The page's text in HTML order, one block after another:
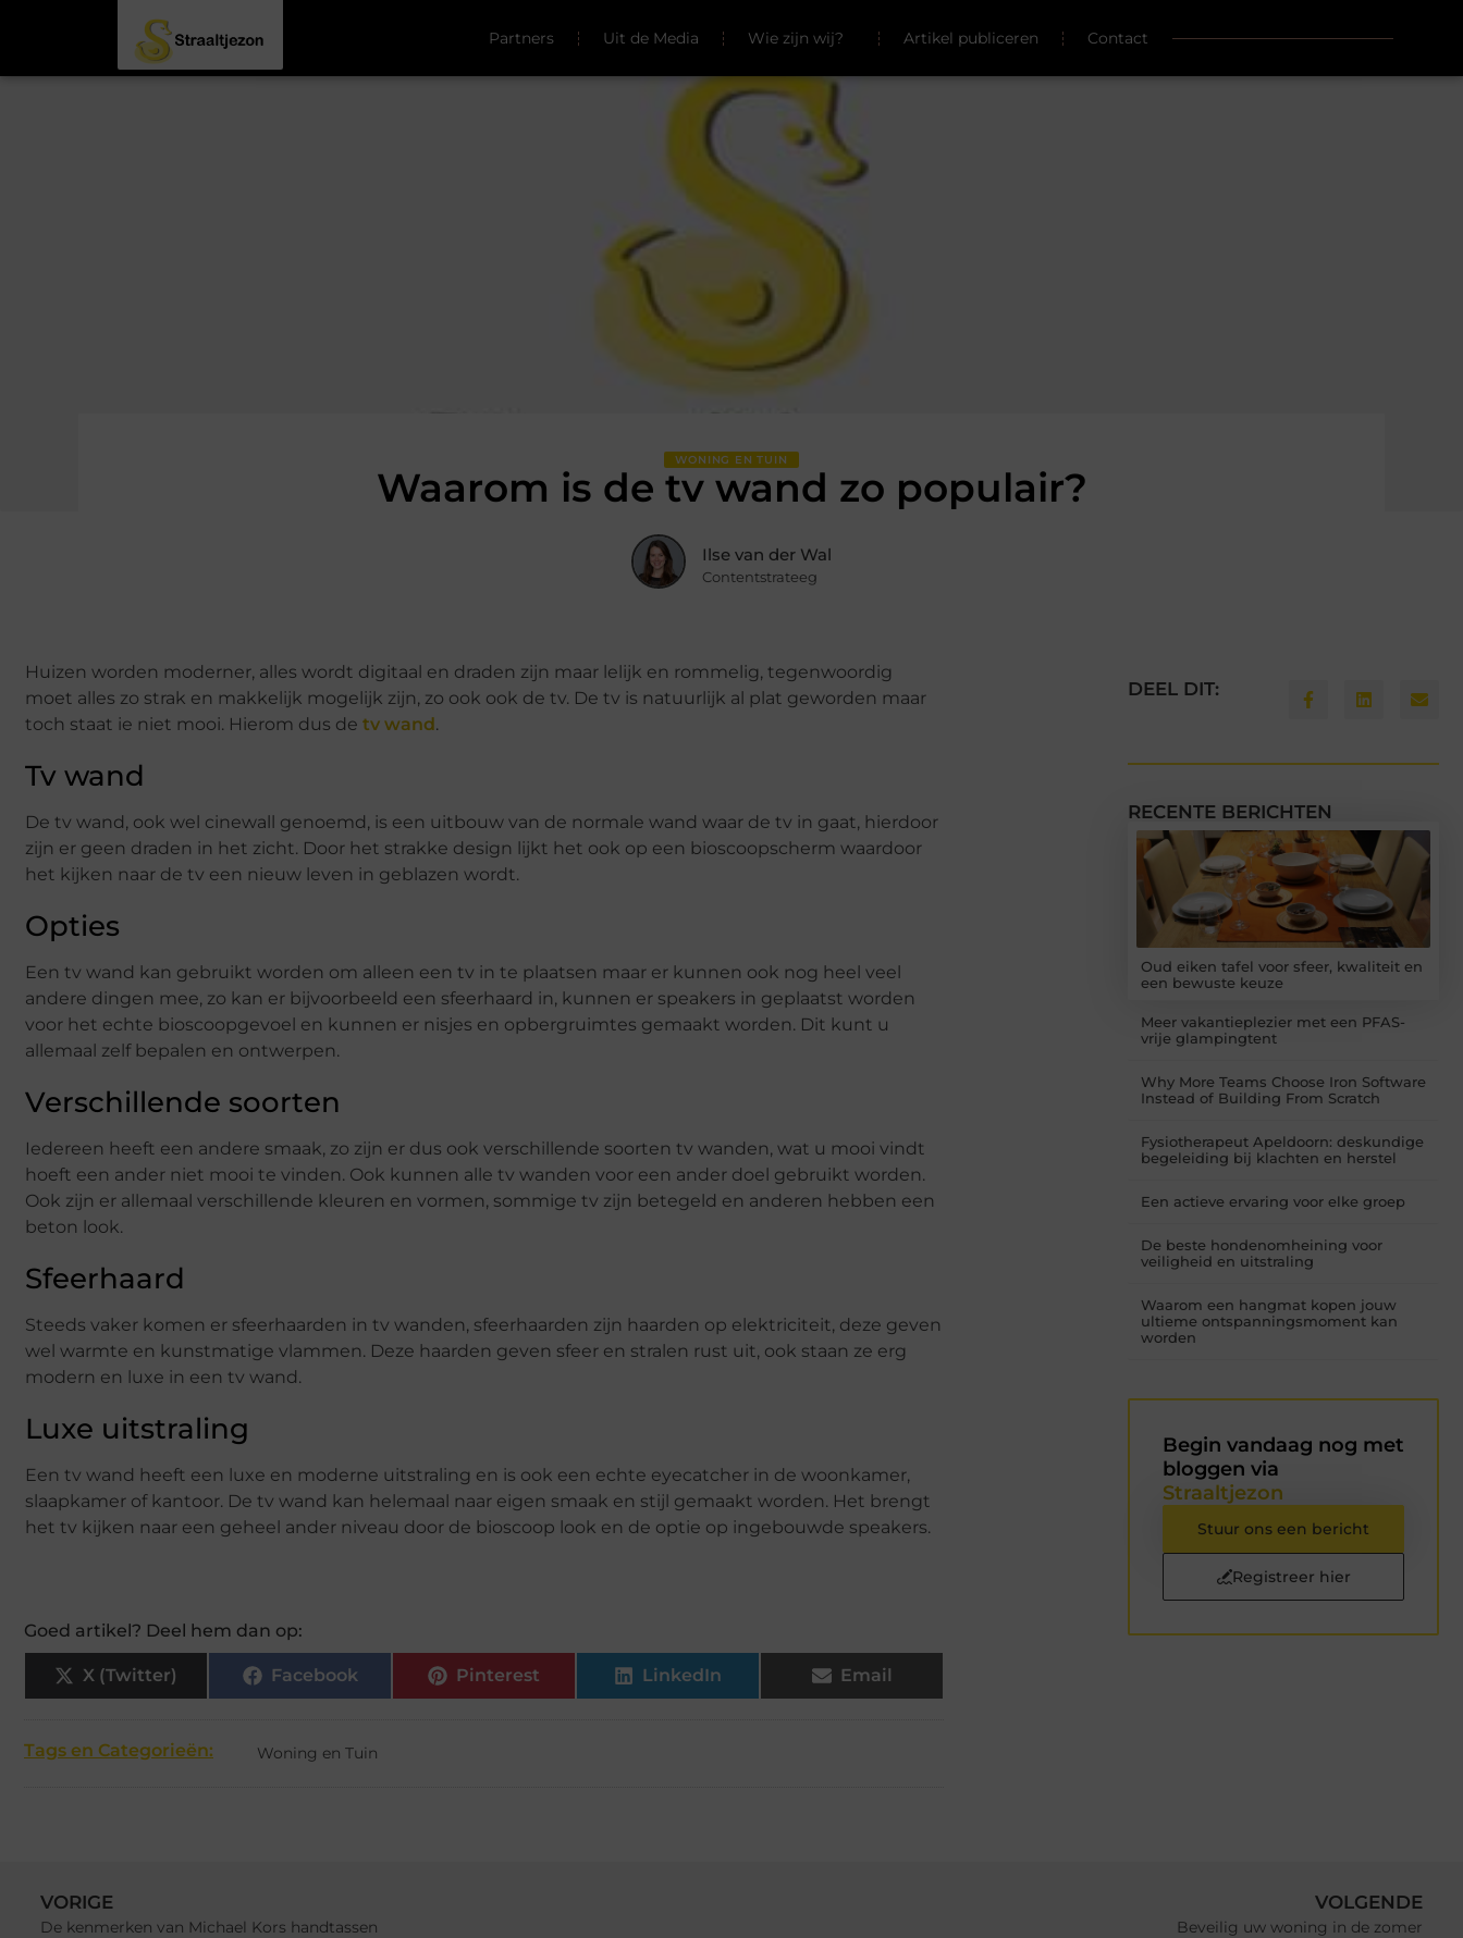
Partners Uit de Media Wie zijn wij? Artikel publiceren Contact
WONING EN TUIN
Waarom is de tv wand zo populair?
Ilse van der Wal
Contentstrateeg
Huizen worden moderner, alles wordt digitaal en draden zijn maar lelijk en rommelig, tegenwoordig
moet alles zo strak en makkelijk mogelijk zijn, zo ook ook de tv. De tv is natuurlijk al plat geworden maar
toch staat ie niet mooi. Hierom dus de tv wand .
Tv wand
De tv wand, ook wel cinewall genoemd, is een uitbouw van de normale wand waar de tv in gaat, hierdoor
zijn er geen draden in het zicht. Door het strakke design lijkt het ook op een bioscoopscherm waardoor
het kijken naar de tv een nieuw leven in geblazen wordt.
Opties
Een tv wand kan gebruikt worden om alleen een tv in te plaatsen maar er kunnen ook nog heel veel
andere dingen mee, zo kan er bijvoorbeeld een sfeerhaard in, kunnen er speakers in geplaatst worden
voor het echte bioscoopgevoel en kunnen er nisjes en opbergruimtes gemaakt worden. Dit kunt u
allemaal zelf bepalen en ontwerpen.
Verschillende soorten
Iedereen heeft een andere smaak, zo zijn er dus ook verschillende soorten tv wanden, wat u mooi vindt
hoeft een ander niet mooi te vinden. Ook kunnen alle tv wanden voor een ander doel gebruikt worden.
Ook zijn er allemaal verschillende kleuren en vormen, sommige tv zijn betegeld en anderen hebben een
beton look.
Sfeerhaard
Steeds vaker komen er sfeerhaarden in tv wanden, sfeerhaarden zijn haarden op elektriciteit, deze geven
wel warmte en kunstmatige vlammen. Deze haarden geven sfeer en stralen rust uit, ook staan ze erg
modern en luxe in een tv wand.
Luxe uitstraling
Een tv wand heeft een luxe en moderne uitstraling en is ook een echte eyecatcher in de woonkamer,
slaapkamer of kantoor. De tv wand kan helemaal naar eigen smaak en stijl gemaakt worden. Het brengt
het tv kijken naar een geheel ander niveau door de bioscoop look en de optie op ingebouwde speakers.
Goed artikel? Deel hem dan op:
X (Twitter) Facebook Pinterest LinkedIn Email
Tags en Categorieën: Woning en Tuin
DEEL DIT:
RECENTE BERICHTEN
Oud eiken tafel voor sfeer, kwaliteit en
een bewuste keuze
Meer vakantieplezier met een PFAS-
vrije glampingtent
Why More Teams Choose Iron Software
Instead of Building From Scratch
Fysiotherapeut Apeldoorn: deskundige
begeleiding bij klachten en herstel
Een actieve ervaring voor elke groep
De beste hondenomheining voor
veiligheid en uitstraling
Waarom een hangmat kopen jouw
ultieme ontspanningsmoment kan
worden
Begin vandaag nog met
bloggen via
Straaltjezon
Stuur ons een bericht
Registreer hier
VORIGE
De kenmerken van Michael Kors handtassen
VOLGENDE
Beveilig uw woning in de zomer